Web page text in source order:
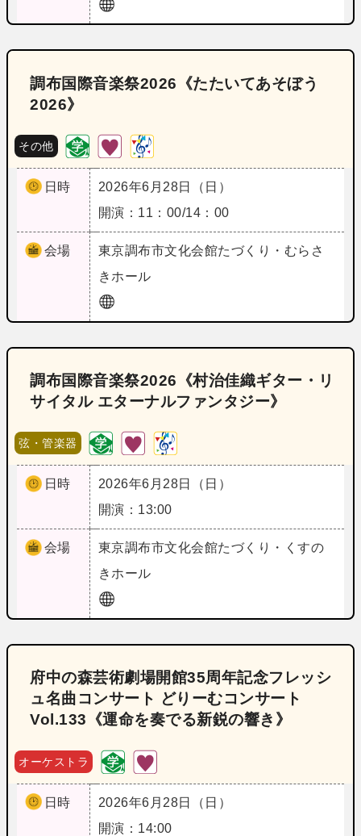
調布国際音楽祭2026《たたいてあそぼう
2026》
その他
日時
2026年6月28日（日）
開演：11：00/14：00
会場 東京調布市文化会館たづくり・むらさ
きホール
調布国際音楽祭2026《村治佳織ギター・リ
サイタル エターナルファンタジー》
弦・管楽器
日時
2026年6月28日（日）
開演：13:00
会場 東京調布市文化会館たづくり・くすの
きホール
府中の森芸術劇場開館35周年記念フレッシ
ュ名曲コンサート どりーむコンサート
Vol.133《運命を奏でる新鋭の響き》
オーケストラ
日時
2026年6月28日（日）
開演：14:00